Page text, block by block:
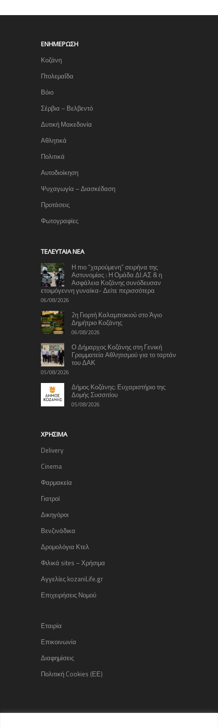
ΕΝΗΜΈΡΩΣΗ
Κοζάνη
Πτολεμαΐδα
Βόιο
Σέρβια – Βελβεντό
Δυτική Μακεδονία
Αθλητικά
Πολιτικά
Αυτοδιοίκηση
Ψυχαγωγία – Διασκέδαση
Προτάσεις
Φωτογραφίες
TΕΛΕΥΤΑΊΑ ΝΈΑ
Η πιο “χαρούμενη” σειρήνα της
Αστυνομίας : Η Ομάδα ΔΙ.ΑΣ & η
Ασφάλεια Κοζάνης συνόδευσαν
ετοιμόγεννη γυναίκα- Δείτε περισσότερα
06/08/2026
2η Γιορτή Καλαμποκιού στο Άγιο
Δημήτριο Κοζάνης
06/08/2026
Ο Δήμαρχος Κοζάνης στη Γενική
Γραμματεία Αθλητισμού για το ταρτάν
του ΔΑΚ
05/08/2026
Δήμος Κοζάνης: Ευχαριστήριο της
Δομής Συσσιτίου
05/08/2026
ΧΡΉΣΙΜΑ
Delivery
Cinema
Φαρμακεία
Γιατροί
Δικηγόροι
Βενζινάδικα
Δρομολόγια Κτελ
Φιλικά sites – Χρήσιμα
Αγγελίες kozaniLife.gr
Επιχειρήσεις Νομού
Εταιρία
Επικοινωνία
Διαφημίσεις
Πολιτική Cookies (ΕΕ)